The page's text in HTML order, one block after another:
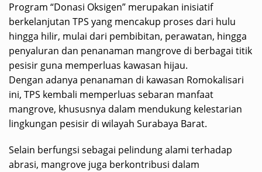
Program “Donasi Oksigen” merupakan inisiatif
berkelanjutan TPS yang mencakup proses dari hulu
hingga hilir, mulai dari pembibitan, perawatan, hingga
penyaluran dan penanaman mangrove di berbagai titik
pesisir guna memperluas kawasan hijau.
Dengan adanya penanaman di kawasan Romokalisari
ini, TPS kembali memperluas sebaran manfaat
mangrove, khususnya dalam mendukung kelestarian
lingkungan pesisir di wilayah Surabaya Barat.
Selain berfungsi sebagai pelindung alami terhadap
abrasi, mangrove juga berkontribusi dalam